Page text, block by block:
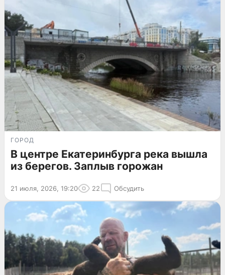
ГОРОД
В центре Екатеринбурга река вышла
из берегов. Заплыв горожан
21 июля, 2026, 19:20 22 Обсудить